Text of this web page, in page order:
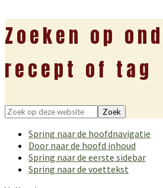
Zoeken op
recept of tag
Zoek
deze
website
Spring naar de hoofdnavigatie
Door naar de hoofd inhoud
Spring naar de eerste sidebar
Spring naar de voettekst